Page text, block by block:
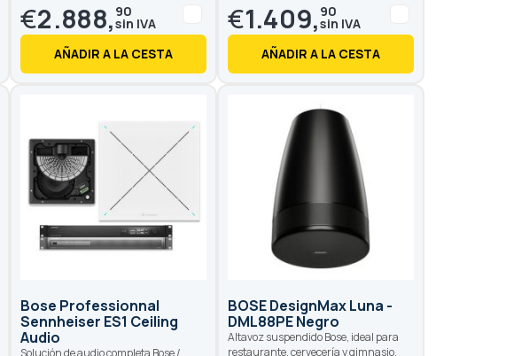
€2.888,90
AÑADIR A LA CESTA
€1.409,90
AÑADIR A LA CESTA
Bose Professionnal
Sennheiser ES1 Ceiling
Audio
BOSE DesignMax Luna -
DML88PE Negro
Altavoz suspendido Bose, ideal para
restaurante, cervecería y gimnasio.